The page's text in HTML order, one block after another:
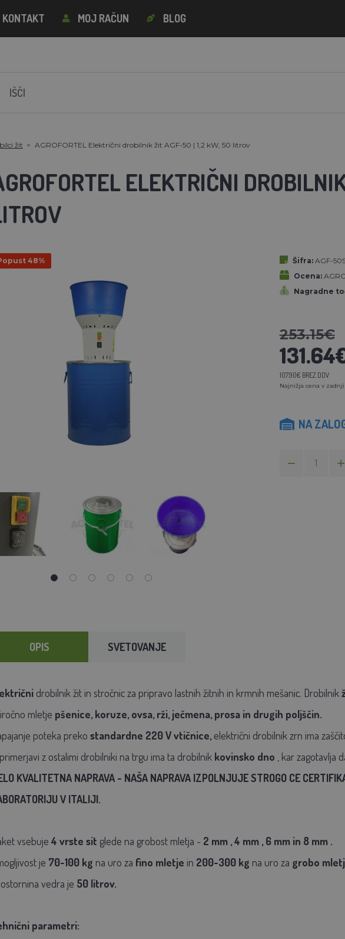
KONTAKT MOJ RAČUN BLOG
žit AGROFORTEL Električni drobilnik žit AGF-50 | 1,2 kW, 50 litrov
ELEKTRIČNI
48% Šifra: AGF-
Ocena:
Nagradne
253.15€
107.90€ BREZ DDV
Najnižja cena v
NA
OPIS SVETOVANJE
drobilnik žit in stročnic za pripravo lastnih žitnih in krmnih mešanic. Drobilnik
mletje pšenice, koruze, ovsa, rži, ječmena, prosa in drugih poljščin.
poteka preko standardne 220 V vtičnice,električni drobilnik zrn ima
z ostalimi drobilniki na trgu ima ta drobilnik kovinsko dno , kar zagotavlja
KVALITETNA NAPRAVA - NAŠA NAPRAVA IZPOLNJUJE STROGO CE
V ITALIJI.
vsebuje 4 vrste sit glede na grobost mletja - 2 mm , 4 mm , 6 mm in 8 mm .
je 70-100 kg na uro za fino mletje in 200-300 kg na uro za grobo
vedra je 50 litrov.
parametri: